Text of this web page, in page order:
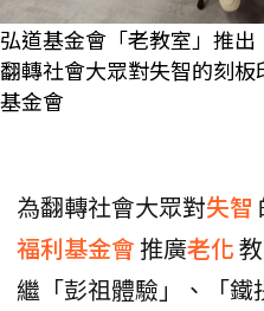
弘道基金會「老教室」推
翻轉社會大眾對失智的刻
基金會
為翻轉社會大眾對失智
福利基金會推廣老化
繼「彭祖體驗」、「鐵